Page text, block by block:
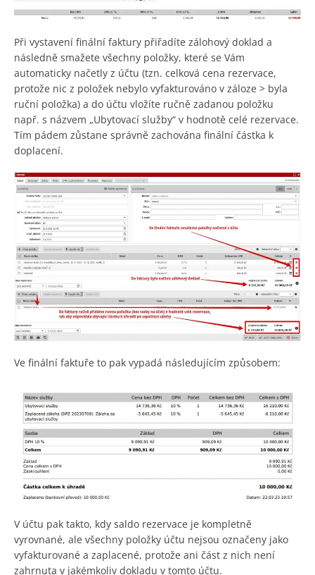
Při vystavení finální faktury přiřadíte zálohový doklad a
následně smažete všechny položky, které se Vám
automaticky načetly z účtu (tzn. celková cena rezervace,
protože nic z položek nebylo vyfakturováno v záloze > byla
ruční položka) a do účtu vložíte ručně zadanou položku
např. s názvem „Ubytovací služby“ v hodnotě celé rezervace.
Tím pádem zůstane správně zachována finální částka k
doplacení.
Ve finální faktuře to pak vypadá následujícím způsobem:
V účtu pak takto, kdy saldo rezervace je kompletně
vyrovnané, ale všechny položky účtu nejsou označeny jako
vyfakturované a zaplacené, protože ani část z nich není
zahrnuta v jakémkoliv dokladu v tomto účtu.